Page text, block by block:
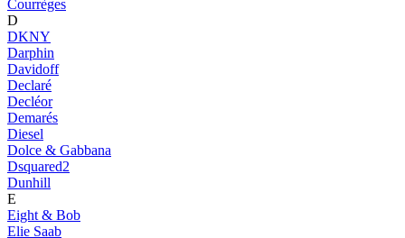
Courrèges
D
DKNY
Darphin
Davidoff
Declaré
Decléor
Demarés
Diesel
Dolce & Gabbana
Dsquared2
Dunhill
E
Eight & Bob
Elie Saab